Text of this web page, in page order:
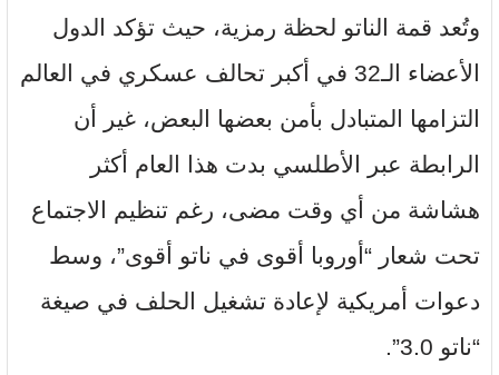
وتُعد قمة الناتو لحظة رمزية، حيث تؤكد الدول
الأعضاء الـ32 في أكبر تحالف عسكري في العالم
التزامها المتبادل بأمن بعضها البعض، غير أن
الرابطة عبر الأطلسي بدت هذا العام أكثر
هشاشة من أي وقت مضى، رغم تنظيم الاجتماع
تحت شعار “أوروبا أقوى في ناتو أقوى”، وسط
دعوات أمريكية لإعادة تشغيل الحلف في صيغة
“ناتو 3.0”.